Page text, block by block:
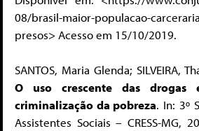
08/brasil-maior-populacao-
presos> Acesso em 15/10/2019.
SANTOS, Maria Glenda; SILVEIRA,
O uso crescente das drogas
criminalização da pobreza. In: 3º
Assistentes Sociais – CRESS-MG,